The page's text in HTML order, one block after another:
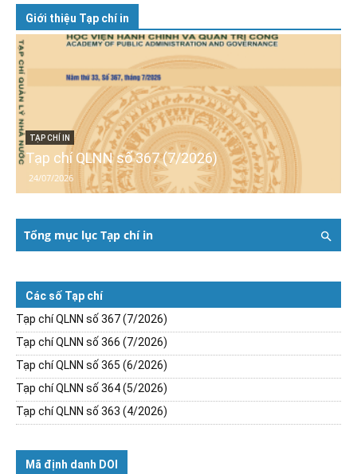
Giới thiệu Tạp chí in
TẠP CHÍ IN
Tạp chí QLNN số 367 (7/2026)
24/07/2026
Tổng mục lục Tạp chí in
Các số Tạp chí
Tạp chí QLNN số 367 (7/2026)
Tạp chí QLNN số 366 (7/2026)
Tạp chí QLNN số 365 (6/2026)
Tạp chí QLNN số 364 (5/2026)
Tạp chí QLNN số 363 (4/2026)
Mã định danh DOI